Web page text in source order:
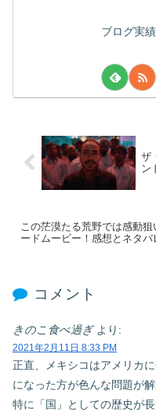
ブログ実
ザ
ン
この茫漠たる荒野では感動狙
ードムービー！感想とネタバ
コメント
きのこ食べ過ぎ より:
2021年2月11日 8:33 PM
正直、メキシコはアメリカ
になった方が色んな問題が
特に「国」としての歴史が